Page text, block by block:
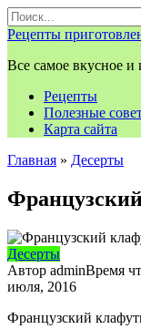
Перейти
к
контенту
Search
for:
Рецепты
Все самое вкусное и
Рецепты
Полезные
Карта сайта
Главная » Десерты
Десерты
Автор adminВремя
июля, 2016
Французский